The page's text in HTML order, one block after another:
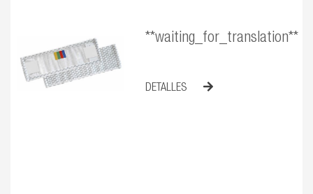
**waiting_for_translation**
DETALLES